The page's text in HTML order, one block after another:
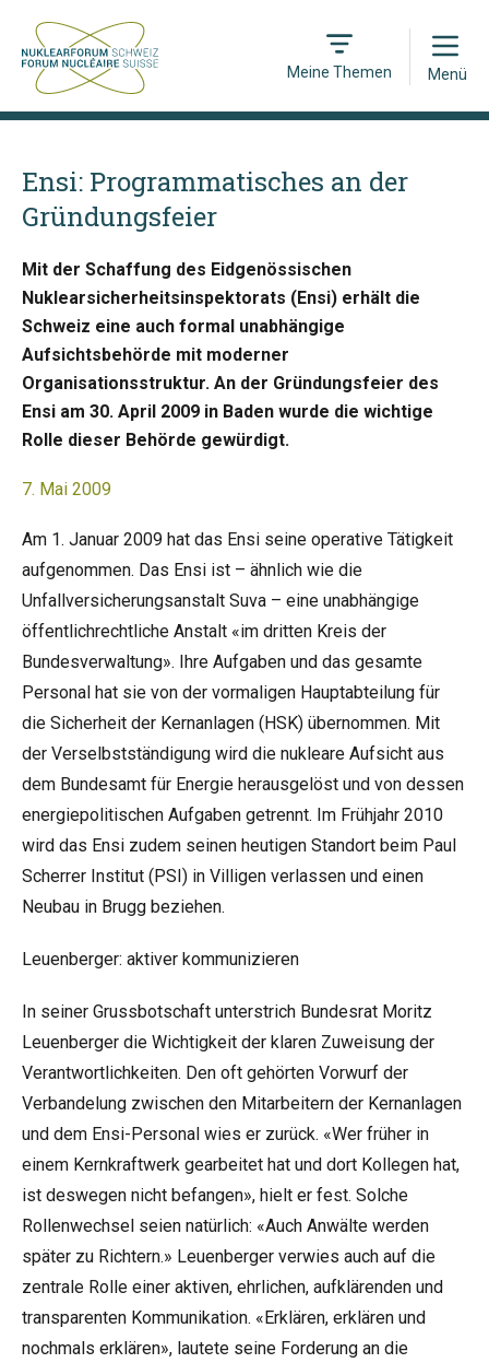
Meine Themen
Open
Menü
Ensi: Programmatisches an der
Gründungsfeier
Mit der Schaffung des Eidgenössischen
Nuklearsicherheitsinspektorats (Ensi) erhält die
Schweiz eine auch formal unabhängige
Aufsichtsbehörde mit moderner
Organisationsstruktur. An der Gründungsfeier des
Ensi am 30. April 2009 in Baden wurde die wichtige
Rolle dieser Behörde gewürdigt.
7. Mai 2009
Am 1. Januar 2009 hat das Ensi seine operative Tätigkeit
aufgenommen. Das Ensi ist – ähnlich wie die
Unfallversicherungsanstalt Suva – eine unabhängige
öffentlichrechtliche Anstalt «im dritten Kreis der
Bundesverwaltung». Ihre Aufgaben und das gesamte
Personal hat sie von der vormaligen Hauptabteilung für
die Sicherheit der Kernanlagen (HSK) übernommen. Mit
der Verselbstständigung wird die nukleare Aufsicht aus
dem Bundesamt für Energie herausgelöst und von dessen
energiepolitischen Aufgaben getrennt. Im Frühjahr 2010
wird das Ensi zudem seinen heutigen Standort beim Paul
Scherrer Institut (PSI) in Villigen verlassen und einen
Neubau in Brugg beziehen.
Leuenberger: aktiver kommunizieren
In seiner Grussbotschaft unterstrich Bundesrat Moritz
Leuenberger die Wichtigkeit der klaren Zuweisung der
Verantwortlichkeiten. Den oft gehörten Vorwurf der
Verbandelung zwischen den Mitarbeitern der Kernanlagen
und dem Ensi-Personal wies er zurück. «Wer früher in
einem Kernkraftwerk gearbeitet hat und dort Kollegen hat,
ist deswegen nicht befangen», hielt er fest. Solche
Rollenwechsel seien natürlich: «Auch Anwälte werden
später zu Richtern.» Leuenberger verwies auch auf die
zentrale Rolle einer aktiven, ehrlichen, aufklärenden und
transparenten Kommunikation. «Erklären, erklären und
nochmals erklären», lautete seine Forderung an die